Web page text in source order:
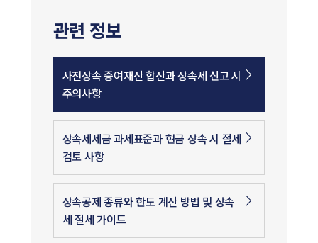
관련 정보
사전상속 증여재산 합산과 상속세 신고 시
주의사항
상속세세금 과세표준과 현금 상속 시 절세
검토 사항
상속공제 종류와 한도 계산 방법 및 상속
세 절세 가이드